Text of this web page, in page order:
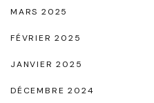
n
MARS 2025
FÉVRIER 2025
JANVIER 2025
DÉCEMBRE 2024